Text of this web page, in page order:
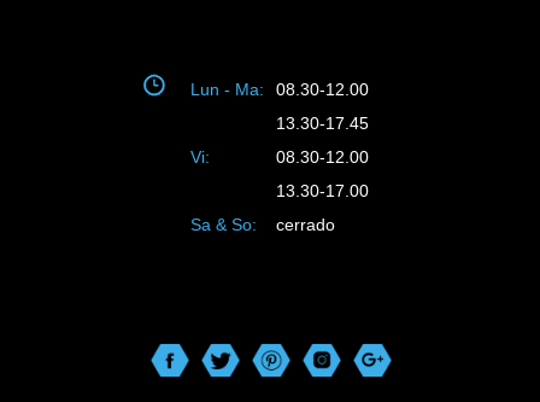
Lun - Ma:
08.30-12.00
13.30-17.45
Vi:
08.30-12.00
13.30-17.00
Sa & So:
cerrado